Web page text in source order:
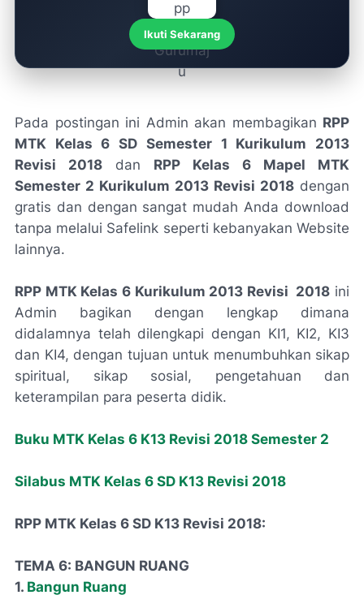
Ikuti Sekarang
Pada postingan ini Admin akan membagikan RPP
MTK Kelas 6 SD Semester 1 Kurikulum 2013
Revisi 2018 dan RPP Kelas 6 Mapel MTK
Semester 2 Kurikulum 2013 Revisi 2018 dengan
gratis dan dengan sangat mudah Anda download
tanpa melalui Safelink seperti kebanyakan Website
lainnya.
RPP MTK Kelas 6 Kurikulum 2013 Revisi 2018 ini
Admin bagikan dengan lengkap dimana
didalamnya telah dilengkapi dengan KI1, KI2, KI3
dan KI4, dengan tujuan untuk menumbuhkan sikap
spiritual, sikap sosial, pengetahuan dan
keterampilan para peserta didik.
Buku MTK Kelas 6 K13 Revisi 2018 Semester 2
Silabus MTK Kelas 6 SD K13 Revisi 2018
RPP MTK Kelas 6 SD K13 Revisi 2018:
TEMA 6: BANGUN RUANG
1. Bangun Ruang